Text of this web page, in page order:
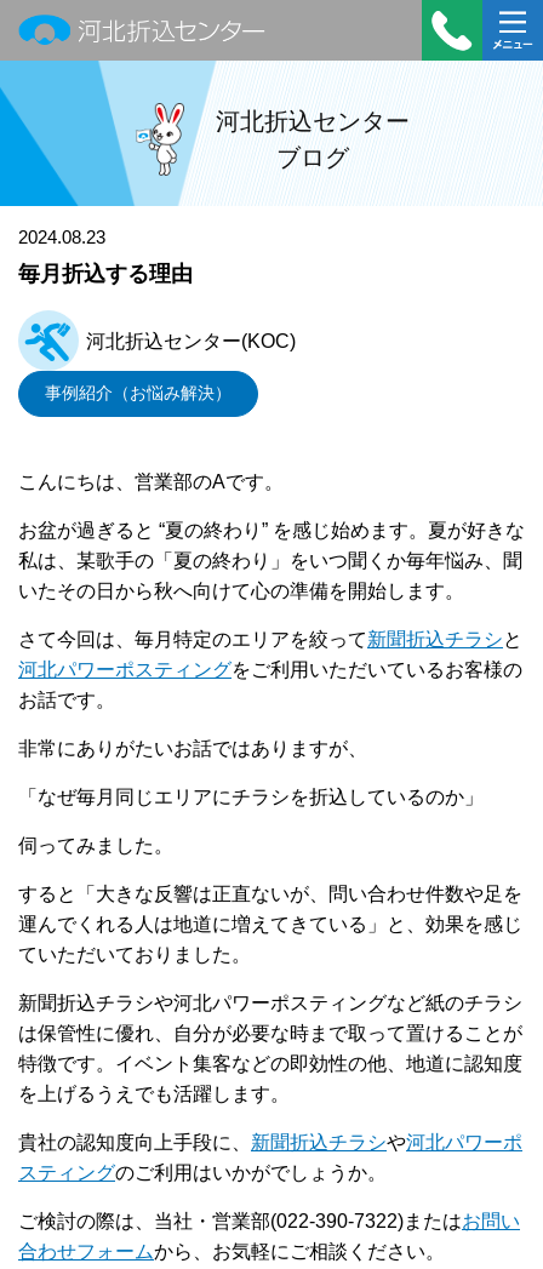
河北折込センター
メニュ
ー
受付時
間：平
日
9:00～
18:00
河北折込センター
ブログ
2024.08.23
毎月折込する理由
河北折込センター(KOC)
事例紹介（お悩み解決）
こんにちは、営業部のAです。
お盆が過ぎると “夏の終わり” を感じ始めます。夏が好きな
私は、某歌手の「夏の終わり」をいつ聞くか毎年悩み、聞
いたその日から秋へ向けて心の準備を開始します。
さて今回は、毎月特定のエリアを絞って新聞折込チラシと
河北パワーポスティングをご利用いただいているお客様の
お話です。
非常にありがたいお話ではありますが、
「なぜ毎月同じエリアにチラシを折込しているのか」
伺ってみました。
すると「大きな反響は正直ないが、問い合わせ件数や足を
運んでくれる人は地道に増えてきている」と、効果を感じ
ていただいておりました。
新聞折込チラシや河北パワーポスティングなど紙のチラシ
は保管性に優れ、自分が必要な時まで取って置けることが
特徴です。イベント集客などの即効性の他、地道に認知度
を上げるうえでも活躍します。
貴社の認知度向上手段に、 新聞折込チラシや河北パワーポ
スティングのご利用はいかがでしょうか。
ご検討の際は、当社・営業部(022-390-7322)またはお問い
合わせフォームから、お気軽にご相談ください。